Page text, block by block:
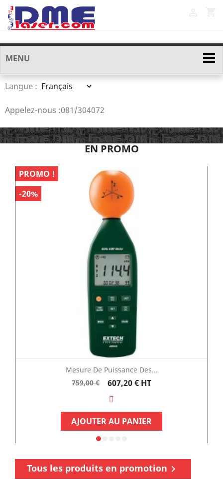
MENU
Langue :
Appelez-nous :081/304072
EN PROMO
Mesure De Puissance Des...
Prix
base
759,00 € Prix
607,20 € HT
AJOUTER AU PANIER
PROMO !
-20%
Tous les produits en promotion 